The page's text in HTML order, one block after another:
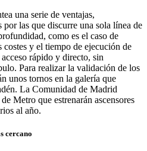
una serie de ventajas,
por las que discurre una sola línea de
como es el caso de
y el tiempo de ejecución de
rápido y directo, sin
Para realizar la validación de los
unos tornos en la galería que
La Comunidad de Madrid
Metro que estrenarán ascensores
al año.
cercano